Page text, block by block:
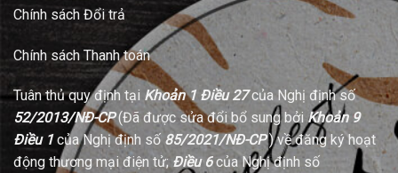
Chính sách Đổi trả
Chính sách Thanh toán
Tuân thủ quy định tại Khoản 1 Điều 27của Nghị định số
52/2013/NĐ-CP(Đã được sửa đổi bổ sung bởi Khoản 9
Điều 1của Nghị định số 85/2021/NĐ-CP) về đăng ký hoạt
động thương mại điện tử; Điều 6của Nghị định số